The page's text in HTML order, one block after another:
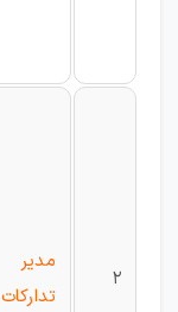
2
مدیر
تدارکات